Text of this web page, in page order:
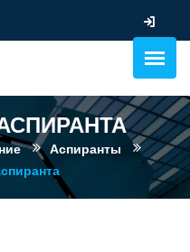
Аспиранты